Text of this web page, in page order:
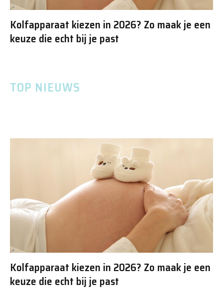
Kolfapparaat kiezen in 2026? Zo maak je een
keuze die echt bij je past
TOP NIEUWS
Kolfapparaat kiezen in 2026? Zo maak je een
keuze die echt bij je past